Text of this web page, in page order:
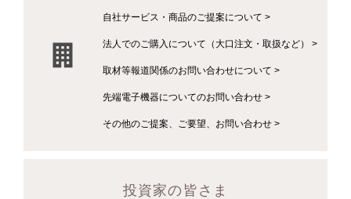
自社サービス・商品のご提案について >
法人でのご購入について（大口注文・取扱など） >
取材等報道関係のお問い合わせについて >
先端電子機器についてのお問い合わせ >
その他のご提案、ご要望、お問い合わせ >
投資家の皆さま